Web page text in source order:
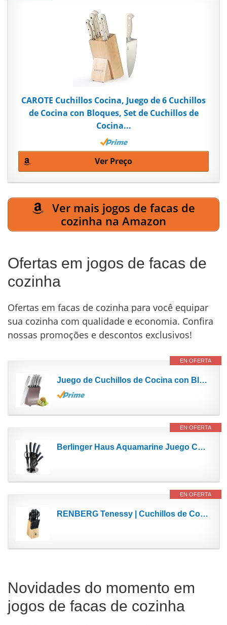
CAROTE Cuchillos Cocina, Juego de 6 Cuchillos
de Cocina con Bloques, Set de Cuchillos de
Cocina...
Ver Preço
Ver mais jogos de facas de
cozinha na Amazon
Ofertas em jogos de facas de
cozinha
Ofertas em facas de cozinha para você equipar
sua cozinha com qualidade e economia. Confira
nossas promoções e descontos exclusivos!
EN OFERTA
Juego de Cuchillos de Cocina con Bloque Cuchillos,KOTLIE 5 Piezas Cuchillos Cocina Acero Inoxidable...
EN OFERTA
Berlinger Haus Aquamarine Juego Cuchillos Cocina Profesional 8 piezas, Acero Inoxidable...
EN OFERTA
RENBERG Tenessy | Cuchillos de Cocina | Set Completo de 15 Piezas con Tacoma de Madera | Perfectos...
Novidades do momento em
jogos de facas de cozinha